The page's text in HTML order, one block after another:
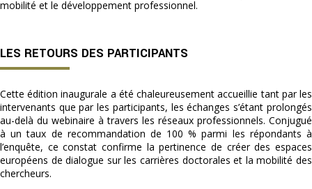
mobilité et le développement professionnel.
LES RETOURS DES PARTICIPANTS
Cette édition inaugurale a été chaleureusement accueillie tant par les
intervenants que par les participants, les échanges s’étant prolongés
au-delà du webinaire à travers les réseaux professionnels. Conjugué
à un taux de recommandation de 100 % parmi les répondants à
l’enquête, ce constat confirme la pertinence de créer des espaces
européens de dialogue sur les carrières doctorales et la mobilité des
chercheurs.